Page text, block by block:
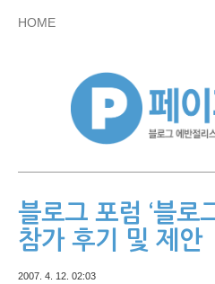
HOME
블로그 포럼 ‘블로
참가 후기 및 제안
2007. 4. 12. 02:03